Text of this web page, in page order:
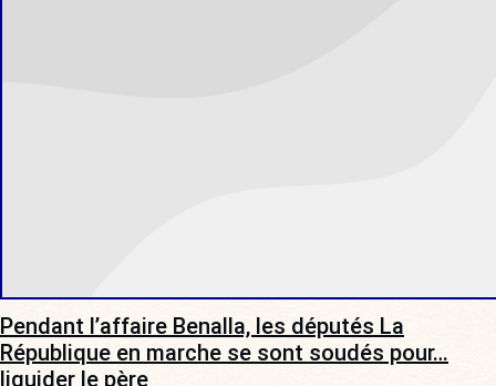
Pendant l’affaire Benalla, les députés La
République en marche se sont soudés pour…
liquider le père